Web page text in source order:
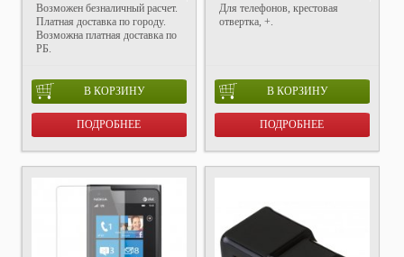
Возможен безналичный расчет.
Платная доставка по городу.
Возможна платная доставка по
РБ.
В КОРЗИНУ
ПОДРОБНЕЕ
Для телефонов, крестовая
отвертка, +.
В КОРЗИНУ
ПОДРОБНЕЕ